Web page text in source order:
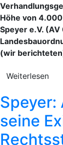
Höhe von
Speyer e.V.
(wir
Weiterlesen
Speyer:
seine